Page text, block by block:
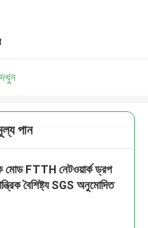
পান
FTTH নেটওয়ার্ক ড্রপ
বৈশিষ্ট্য SGS অনুমোদিত